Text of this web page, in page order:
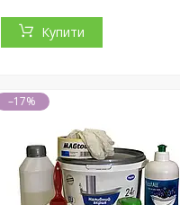
Купити
–17%